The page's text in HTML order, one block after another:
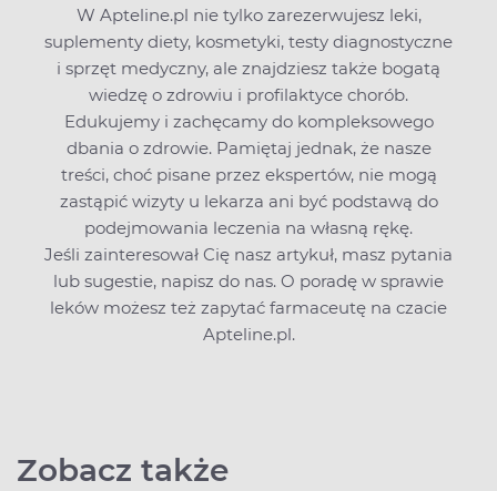
W Apteline.pl nie tylko zarezerwujesz leki,
suplementy diety, kosmetyki, testy diagnostyczne
i sprzęt medyczny, ale znajdziesz także bogatą
wiedzę o zdrowiu i profilaktyce chorób.
Edukujemy i zachęcamy do kompleksowego
dbania o zdrowie. Pamiętaj jednak, że nasze
treści, choć pisane przez ekspertów, nie mogą
zastąpić wizyty u lekarza ani być podstawą do
podejmowania leczenia na własną rękę.
Jeśli zainteresował Cię nasz artykuł, masz pytania
lub sugestie, napisz do nas. O poradę w sprawie
leków możesz też zapytać farmaceutę na czacie
Apteline.pl.
Zobacz także